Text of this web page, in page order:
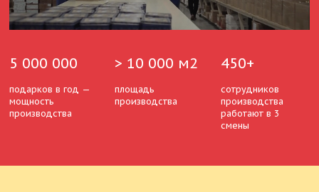
5 000 000
подарков в год —
мощность
производства
> 10 000 м2
площадь
производства
450+
сотрудников
производства
работают в 3
смены